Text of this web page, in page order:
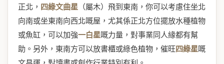
正北， 四綠文曲星 （屬木）飛到東南，你可以考慮住坐北
向南或坐東南向西北嘅屋，尤其係正北方位擺放水種植物
或魚缸，可以加強一白星嘅力量，對事業同人緣都有幫
助。另外，東南方可以放書櫃或綠色植物，催旺四綠星嘅